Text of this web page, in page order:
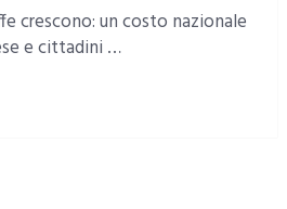
crescono: un costo nazionale
e cittadini …